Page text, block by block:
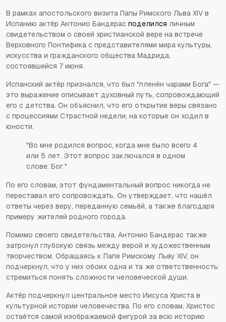
В рамках апостольского визита Папы Римского Льва XIV в
Испанию актёр Антонио Бандерас поделился личным
свидетельством о своей христианской вере на встрече
Верховного Понтифика с представителями мира культуры,
искусства и гражданского общества Мадрида,
состоявшейся 7 июня.
Испанский актёр признался, что был "пленён чарами Бога" —
это выражение описывает духовный путь, сопровождающий
его с детства. Он объяснил, что его открытие веры связано
с процессиями Страстной недели, на которые он ходил в
юности.
"Во мне родился вопрос, когда мне было всего 4
или 5 лет. Этот вопрос заключался в одном
слове: Бог."
По его словам, этот фундаментальный вопрос никогда не
переставал его сопровождать. Он утверждает, что нашёл
ответы через веру, переданную семьёй, а также благодаря
примеру жителей родного города.
Помимо своего свидетельства, Антонио Бандерас также
затронул глубокую связь между верой и художественным
творчеством. Обращаясь к Папе Римскому Льву XIV, он
подчеркнул, что у них обоих одна и та же ответственность:
стремиться понять сложности человеческой души.
Актёр подчеркнул центральное место Иисуса Христа в
культурной истории человечества. По его словам, Христос
остаётся самой изображаемой фигурой за всю историю